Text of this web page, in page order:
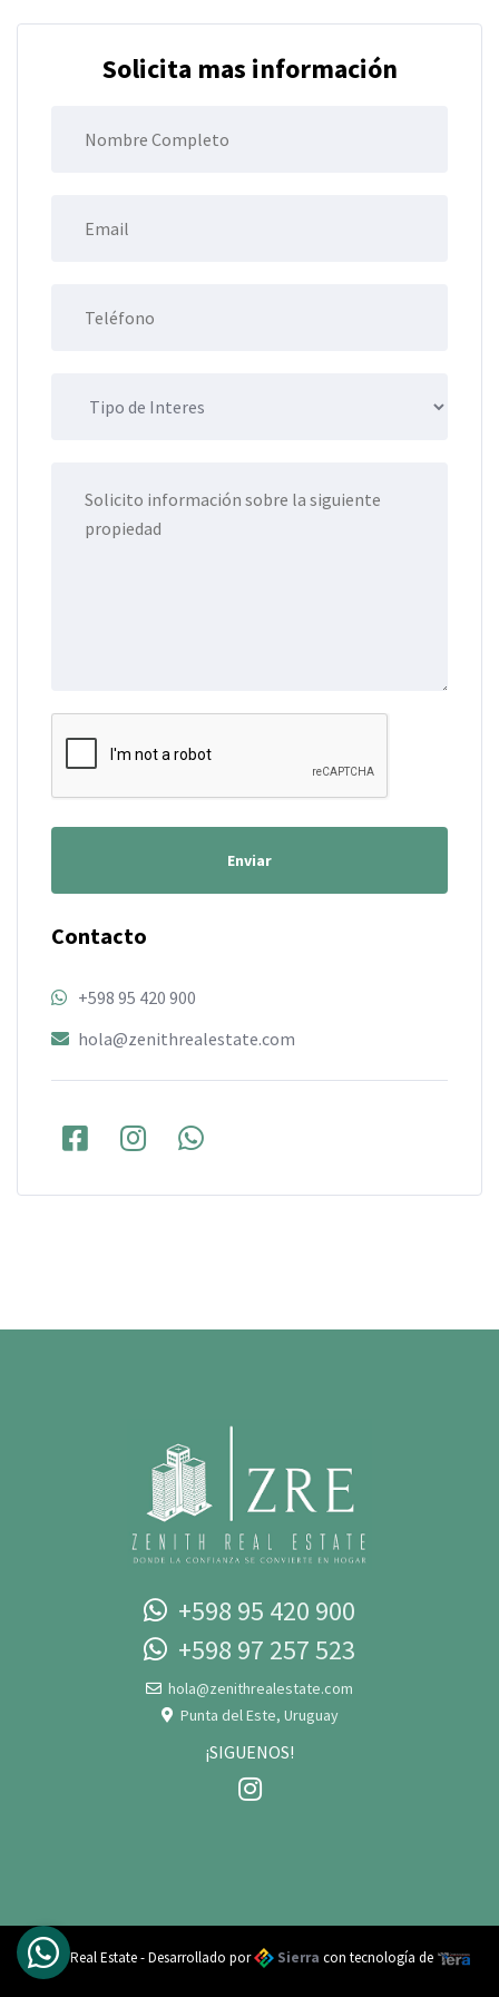
Solicita mas información
Enviar
Contacto
+598 95 420 900
hola@zenithrealestate.com
+598 95 420 900
+598 97 257 523‬‬
hola@zenithrealestate.com
Punta del Este, Uruguay
¡SIGUENOS!
Zenith Real Estate - Desarrollado por Sierra con tecnología de